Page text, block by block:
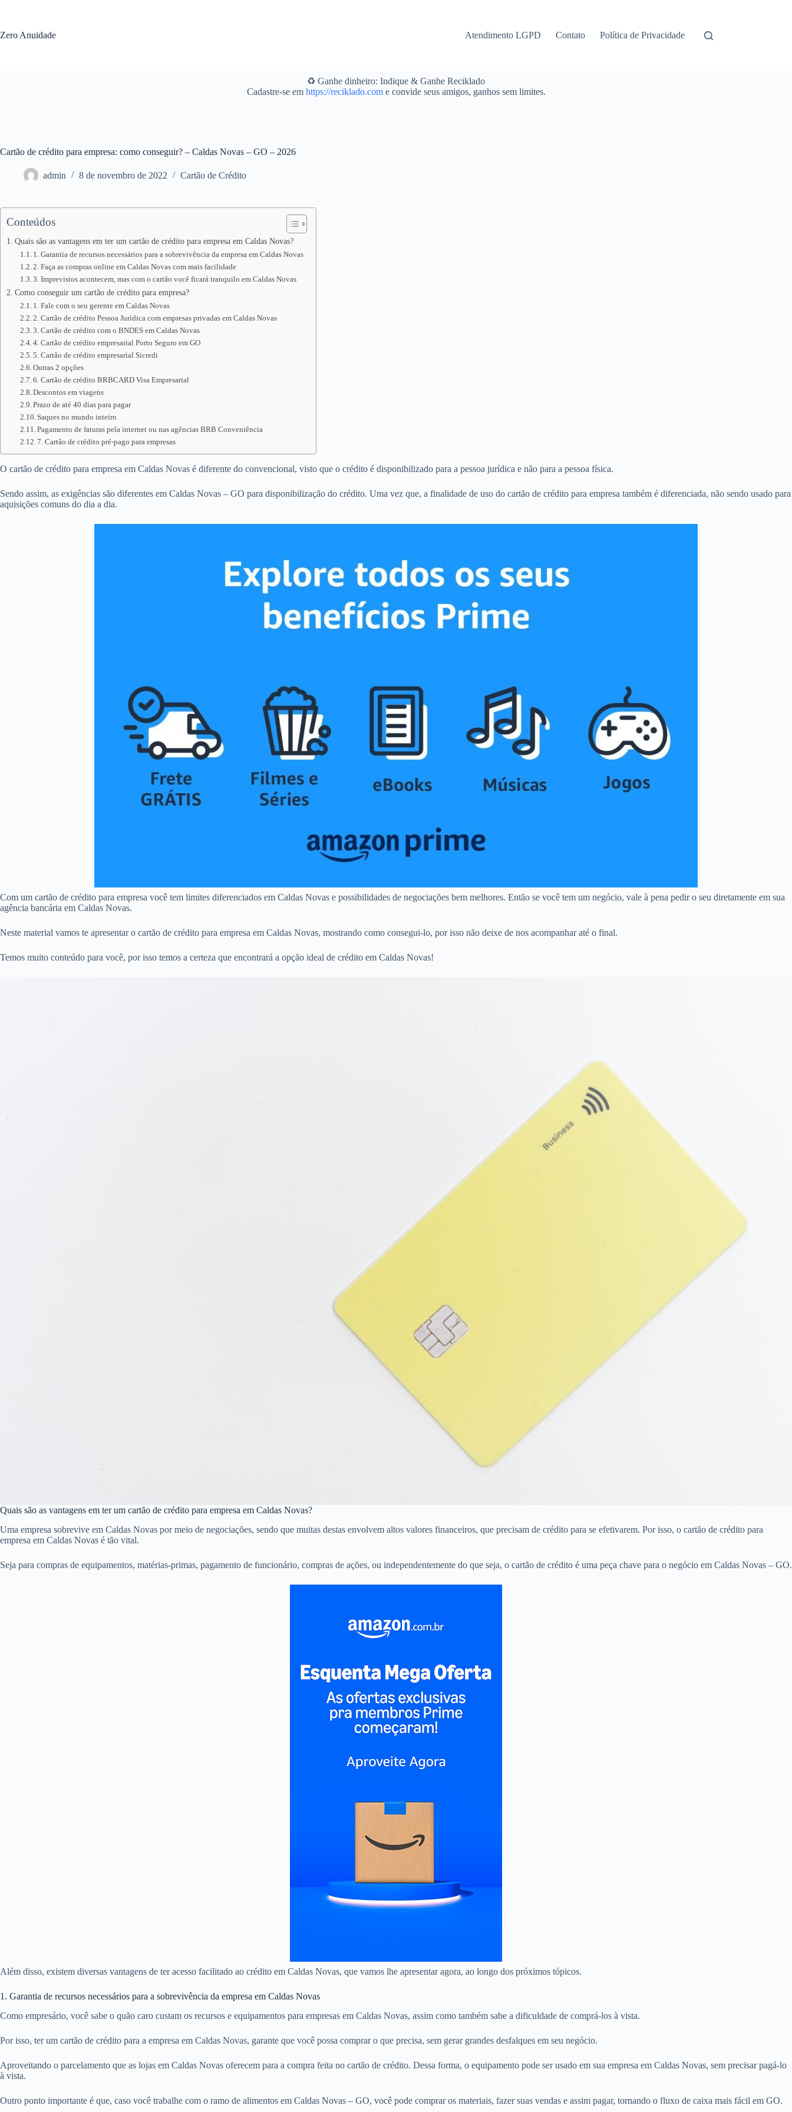
conteúdo
Zero Anuidade Atendimento LGPD Contato Política de Privacidade
♻️ Ganhe dinheiro: Indique & Ganhe Reciklado
Cadastre-se em https://reciklado.come convide seus amigos, ganhos sem limites.
Cartão de crédito para empresa: como conseguir? – Caldas Novas – GO – 2026
admin 8 de novembro de 2022 Cartão de Crédito
Conteúdos
Quais são as vantagens em ter um cartão de crédito para empresa em Caldas Novas?
1. Garantia de recursos necessários para a sobrevivência da empresa em Caldas Novas
2. Faça as compras online em Caldas Novas com mais facilidade
3. Imprevistos acontecem, mas com o cartão você ficará tranquilo em Caldas Novas
Como conseguir um cartão de crédito para empresa?
1. Fale com o seu gerente em Caldas Novas
2. Cartão de crédito Pessoa Jurídica com empresas privadas em Caldas Novas
3. Cartão de crédito com o BNDES em Caldas Novas
4. Cartão de crédito empresarial Porto Seguro em GO
5. Cartão de crédito empresarial Sicredi
Outras 2 opções
6. Cartão de crédito BRBCARD Visa Empresarial
Descontos em viagens
Prazo de até 40 dias para pagar
Saques no mundo inteiro
Pagamento de faturas pela internet ou nas agências BRB Conveniência
7. Cartão de crédito pré-pago para empresas
O cartão de crédito para empresa em Caldas Novas é diferente do convencional, visto que o crédito é disponibilizado para a pessoa jurídica e não para a pessoa física.
Sendo assim, as exigências são diferentes em Caldas Novas – GO para disponibilização do crédito. Uma vez que, a finalidade de uso do cartão de crédito para empresa também é diferenciada, não sendo usado para
aquisições comuns do dia a dia.
Com um cartão de crédito para empresa você tem limites diferenciados em Caldas Novas e possibilidades de negociações bem melhores. Então se você tem um negócio, vale à pena pedir o seu diretamente em sua
agência bancária em Caldas Novas.
Neste material vamos te apresentar o cartão de crédito para empresa em Caldas Novas, mostrando como consegui-lo, por isso não deixe de nos acompanhar até o final.
Temos muito conteúdo para você, por isso temos a certeza que encontrará a opção ideal de crédito em Caldas Novas!
Quais são as vantagens em ter um cartão de crédito para empresa em Caldas Novas?
Uma empresa sobrevive em Caldas Novas por meio de negociações, sendo que muitas destas envolvem altos valores financeiros, que precisam de crédito para se efetivarem. Por isso, o cartão de crédito para
empresa em Caldas Novas é tão vital.
Seja para compras de equipamentos, matérias-primas, pagamento de funcionário, compras de ações, ou independentemente do que seja, o cartão de crédito é uma peça chave para o negócio em Caldas Novas – GO.
Além disso, existem diversas vantagens de ter acesso facilitado ao crédito em Caldas Novas, que vamos lhe apresentar agora, ao longo dos próximos tópicos.
1. Garantia de recursos necessários para a sobrevivência da empresa em Caldas Novas
Como empresário, você sabe o quão caro custam os recursos e equipamentos para empresas em Caldas Novas, assim como também sabe a dificuldade de comprá-los à vista.
Por isso, ter um cartão de crédito para a empresa em Caldas Novas, garante que você possa comprar o que precisa, sem gerar grandes desfalques em seu negócio.
Aproveitando o parcelamento que as lojas em Caldas Novas oferecem para a compra feita no cartão de crédito. Dessa forma, o equipamento pode ser usado em sua empresa em Caldas Novas, sem precisar pagá-lo
à vista.
Outro ponto importante é que, caso você trabalhe com o ramo de alimentos em Caldas Novas – GO, você pode comprar os materiais, fazer suas vendas e assim pagar, tornando o fluxo de caixa mais fácil em GO.